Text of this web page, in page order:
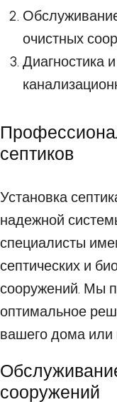
очистных
Диагностика
септиков
Установка
надежной
специалисты
септических и
сооружений. Мы
оптимальное
вашего дома или
сооружений